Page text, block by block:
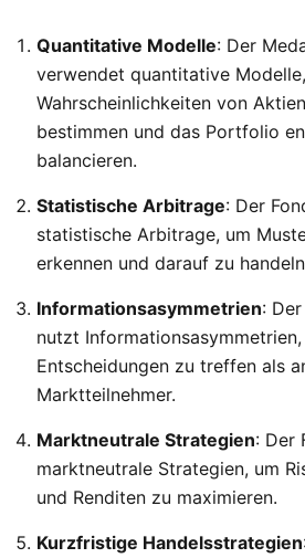
Quantitative Modelle: Der
verwendet quantitative
Wahrscheinlichkeiten von
bestimmen und das Portfolio
balancieren.
Statistische Arbitrage: Der
statistische Arbitrage, um
erkennen und darauf zu
Informationsasymmetrien:
nutzt
Entscheidungen zu treffen als
Marktteilnehmer.
Marktneutrale Strategien: Der
marktneutrale Strategien, um
und Renditen zu maximieren.
Kurzfristige Handelsstrategien